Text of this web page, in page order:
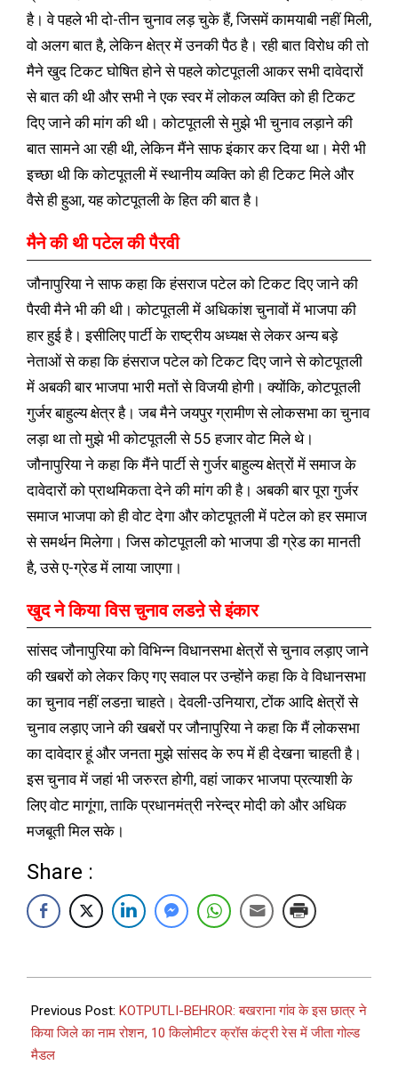
है। वे पहले भी दो-तीन चुनाव लड़ चुके हैं, जिसमें कामयाबी नहीं मिली,
वो अलग बात है, लेकिन क्षेत्र में उनकी पैठ है। रही बात विरोध की तो
मैने खुद टिकट घोषित होने से पहले कोटपूतली आकर सभी दावेदारों
से बात की थी और सभी ने एक स्वर में लोकल व्यक्ति को ही टिकट
दिए जाने की मांग की थी। कोटपूतली से मुझे भी चुनाव लड़ाने की
बात सामने आ रही थी, लेकिन मैंने साफ इंकार कर दिया था। मेरी भी
इच्छा थी कि कोटपूतली में स्थानीय व्यक्ति को ही टिकट मिले और
वैसे ही हुआ, यह कोटपूतली के हित की बात है।
मैने की थी पटेल की पैरवी
जौनापुरिया ने साफ कहा कि हंसराज पटेल को टिकट दिए जाने की
पैरवी मैने भी की थी। कोटपूतली में अधिकांश चुनावों में भाजपा की
हार हुई है। इसीलिए पार्टी के राष्ट्रीय अध्यक्ष से लेकर अन्य बड़े
नेताओं से कहा कि हंसराज पटेल को टिकट दिए जाने से कोटपूतली
में अबकी बार भाजपा भारी मतों से विजयी होगी। क्योंकि, कोटपूतली
गुर्जर बाहुल्य क्षेत्र है। जब मैने जयपुर ग्रामीण से लोकसभा का चुनाव
लड़ा था तो मुझे भी कोटपूतली से 55 हजार वोट मिले थे।
जौनापुरिया ने कहा कि मैंने पार्टी से गुर्जर बाहुल्य क्षेत्रों में समाज के
दावेदारों को प्राथमिकता देने की मांग की है। अबकी बार पूरा गुर्जर
समाज भाजपा को ही वोट देगा और कोटपूतली में पटेल को हर समाज
से समर्थन मिलेगा। जिस कोटपूतली को भाजपा डी ग्रेड का मानती
है, उसे ए-ग्रेड में लाया जाएगा।
खुद ने किया विस चुनाव लडऩे से इंकार
सांसद जौनापुरिया को विभिन्न विधानसभा क्षेत्रों से चुनाव लड़ाए जाने
की खबरों को लेकर किए गए सवाल पर उन्होंने कहा कि वे विधानसभा
का चुनाव नहीं लडऩा चाहते। देवली-उनियारा, टोंक आदि क्षेत्रों से
चुनाव लड़ाए जाने की खबरों पर जौनापुरिया ने कहा कि मैं लोकसभा
का दावेदार हूं और जनता मुझे सांसद के रुप में ही देखना चाहती है।
इस चुनाव में जहां भी जरुरत होगी, वहां जाकर भाजपा प्रत्याशी के
लिए वोट मागूंगा, ताकि प्रधानमंत्री नरेन्द्र मोदी को और अधिक
मजबूती मिल सके।
Share :
Previous Post: KOTPUTLI-BEHROR: बखराना गांव के इस छात्र ने
किया जिले का नाम रोशन, 10 किलोमीटर क्रॉस कंट्री रेस में जीता गोल्ड
मैडल